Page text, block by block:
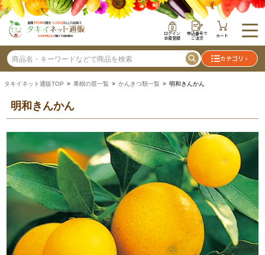
ログイン
会員登録
申込番号で
ご注文 カート
カテゴリ
タキイネット通販TOP > 果樹の苗一覧 > かんきつ類一覧 > 明和きんかん
明和きんかん